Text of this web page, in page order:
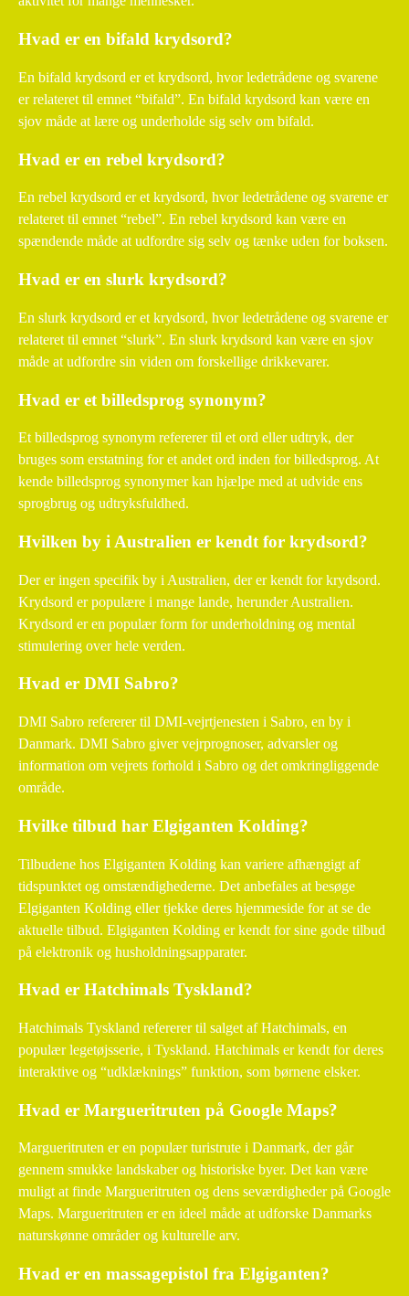
Hvad er en bifald krydsord?
En bifald krydsord er et krydsord, hvor ledetrådene og svarene
er relateret til emnet “bifald”. En bifald krydsord kan være en
sjov måde at lære og underholde sig selv om bifald.
Hvad er en rebel krydsord?
En rebel krydsord er et krydsord, hvor ledetrådene og svarene er
relateret til emnet “rebel”. En rebel krydsord kan være en
spændende måde at udfordre sig selv og tænke uden for boksen.
Hvad er en slurk krydsord?
En slurk krydsord er et krydsord, hvor ledetrådene og svarene er
relateret til emnet “slurk”. En slurk krydsord kan være en sjov
måde at udfordre sin viden om forskellige drikkevarer.
Hvad er et billedsprog synonym?
Et billedsprog synonym refererer til et ord eller udtryk, der
bruges som erstatning for et andet ord inden for billedsprog. At
kende billedsprog synonymer kan hjælpe med at udvide ens
sprogbrug og udtryksfuldhed.
Hvilken by i Australien er kendt for krydsord?
Der er ingen specifik by i Australien, der er kendt for krydsord.
Krydsord er populære i mange lande, herunder Australien.
Krydsord er en populær form for underholdning og mental
stimulering over hele verden.
Hvad er DMI Sabro?
DMI Sabro refererer til DMI-vejrtjenesten i Sabro, en by i
Danmark. DMI Sabro giver vejrprognoser, advarsler og
information om vejrets forhold i Sabro og det omkringliggende
område.
Hvilke tilbud har Elgiganten Kolding?
Tilbudene hos Elgiganten Kolding kan variere afhængigt af
tidspunktet og omstændighederne. Det anbefales at besøge
Elgiganten Kolding eller tjekke deres hjemmeside for at se de
aktuelle tilbud. Elgiganten Kolding er kendt for sine gode tilbud
på elektronik og husholdningsapparater.
Hvad er Hatchimals Tyskland?
Hatchimals Tyskland refererer til salget af Hatchimals, en
populær legetøjsserie, i Tyskland. Hatchimals er kendt for deres
interaktive og “udklæknings” funktion, som børnene elsker.
Hvad er Margueritruten på Google Maps?
Margueritruten er en populær turistrute i Danmark, der går
gennem smukke landskaber og historiske byer. Det kan være
muligt at finde Margueritruten og dens seværdigheder på Google
Maps. Margueritruten er en ideel måde at udforske Danmarks
naturskønne områder og kulturelle arv.
Hvad er en massagepistol fra Elgiganten?